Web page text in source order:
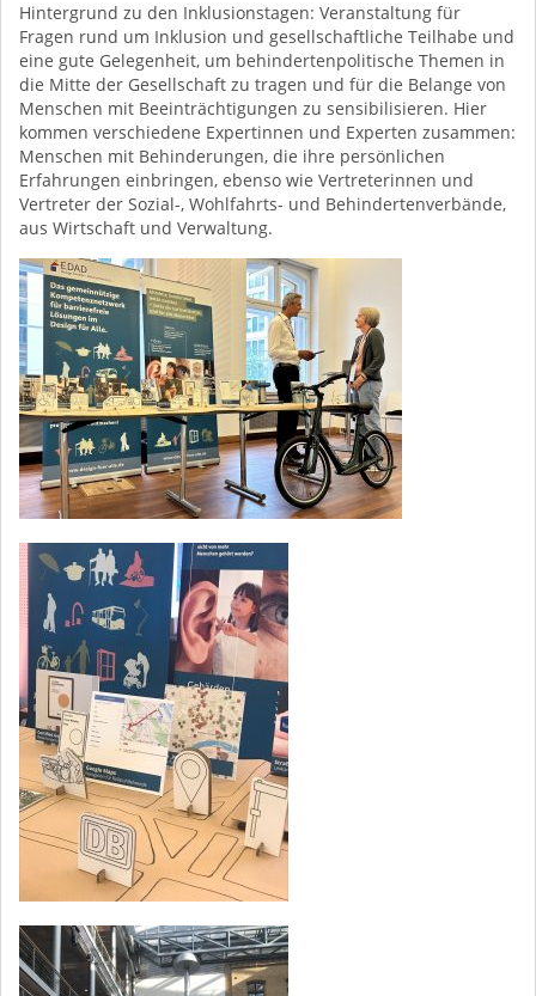
Hintergrund zu den Inklusionstagen: Veranstaltung für
Fragen rund um Inklusion und gesellschaftliche Teilhabe und
eine gute Gelegenheit, um behindertenpolitische Themen in
die Mitte der Gesellschaft zu tragen und für die Belange von
Menschen mit Beeinträchtigungen zu sensibilisieren. Hier
kommen verschiedene Expertinnen und Experten zusammen:
Menschen mit Behinderungen, die ihre persönlichen
Erfahrungen einbringen, ebenso wie Vertreterinnen und
Vertreter der Sozial-, Wohlfahrts- und Behindertenverbände,
aus Wirtschaft und Verwaltung.